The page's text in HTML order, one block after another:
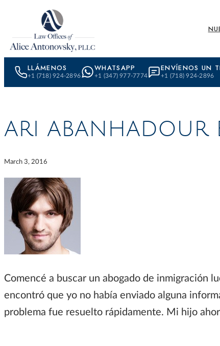
Skip to content
LLÁMENOS
+1 (718) 924-2896
WHATSAPP
+1 (347) 977-7774
ENVÍENOS UN
+1 (718) 924-2896
ARI ABANHADOUR
March 3, 2016
Comencé a buscar un abogado de inmigración
encontró que yo no había enviado alguna
problema fue resuelto rápidamente. Mi hijo